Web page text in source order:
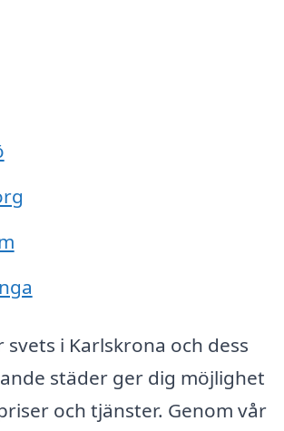
i Karlskrona och dess
städer ger dig möjlighet
och tjänster. Genom vår